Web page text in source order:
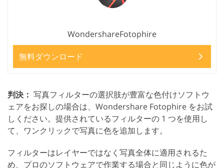
WondershareFotophire
無料ダウンロード
判決： 写真フィルターの選択肢が豊富な色付けソフトウ
ェアをお探しの場合は、Wondershare Fotophire をお試
しください。提供されているフィルターの 1 つを使用し
て、ワンクリックで写真に色を追加します。
フィルターはレイヤーではなく写真全体に適用されるた
め、プロのソフトウェアで作業する場合と同じように色が